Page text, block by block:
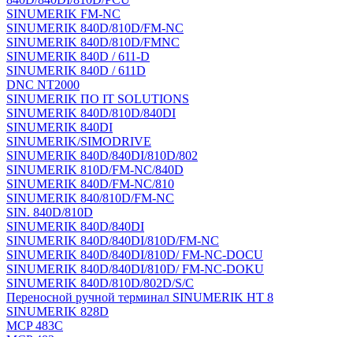
SINUMERIK FM-NC
SINUMERIK 840D/810D/FM-NC
SINUMERIK 840D/810D/FMNC
SINUMERIK 840D / 611-D
SINUMERIK 840D / 611D
DNC NT2000
SINUMERIK ПО IT SOLUTIONS
SINUMERIK 840D/810D/840DI
SINUMERIK 840DI
SINUMERIK/SIMODRIVE
SINUMERIK 840D/840DI/810D/802
SINUMERIK 810D/FM-NC/840D
SINUMERIK 840D/FM-NC/810
SINUMERIK 840/810D/FM-NC
SIN. 840D/810D
SINUMERIK 840D/840DI
SINUMERIK 840D/840DI/810D/FM-NC
SINUMERIK 840D/840DI/810D/ FM-NC-DOCU
SINUMERIK 840D/840DI/810D/ FM-NC-DOKU
SINUMERIK 840D/810D/802D/S/C
Переносной ручной терминал SINUMERIK HT 8
SINUMERIK 828D
MCP 483C